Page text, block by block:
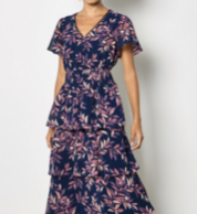
AJOUTER AU PANIER